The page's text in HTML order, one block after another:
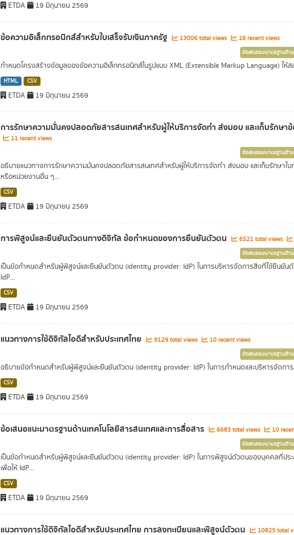
ETDA 19 มิถุนายน 2569
ข้อความอิเล็กทรอนิกส์สำหรับใบเสร็จรับเงินภาครัฐ 13006 total views 16 recent views
ข้อเสนอแนะมาตรฐานด้า
กำหนดโครงสร้างข้อมูลของข้อความอิเล็กทรอนิกส์ในรูปแบบ XML (Extensible Markup Language) ให้
HTML CSV
ETDA 19 มิถุนายน 2569
การรักษาความมั่นคงปลอดภัยสารสนเทศสำหรับผู้ให้บริการจัดทำ ส่งมอบ และเก็บรักษา
11 recent views
ข้อเสนอแนะมาตรฐานด้า
อธิบายแนวทางการรักษาความมั่นคงปลอดภัยสารสนเทศสำหรับผู้ให้บริการจัดทำ ส่งมอบ และเก็บรักษาใ
หรือหน่วยงานอื่น ๆ...
CSV
ETDA 19 มิถุนายน 2569
การพิสูจน์และยืนยันตัวตนทางดิจิทัล ข้อกำหนดของการยืนยันตัวตน 6521 total views
ข้อเสนอแนะมาตรฐานด้า
เป็นข้อกำหนดสำหรับผู้พิสูจน์และยืนยันตัวตน (identity provider: IdP) ในการบริหารจัดการสิ่งที่ใช้ยืนยัน
IdP...
CSV
ETDA 19 มิถุนายน 2569
แนวทางการใช้ดิจิทัลไอดีสำหรับประเทศไทย 9129 total views 10 recent views
ข้อเสนอแนะมาตรฐานด้า
อธิบายข้อกำหนดสำหรับผู้พิสูจน์และยืนยันตัวตน (identity provider: IdP) ในการกำหนดและบริหารจัดก
CSV
ETDA 19 มิถุนายน 2569
ข้อเสนอแนะมาตรฐานด้านเทคโนโลยีสารสนเทศและการสื่อสาร 6683 total views 10
ข้อเสนอแนะมาตรฐานด้า
เป็นข้อกำหนดสำหรับผู้พิสูจน์และยืนยันตัวตน (identity provider: IdP) ในการพิสูจน์ตัวตนของบุคคลที่ประ
เพื่อให้ IdP...
CSV
ETDA 19 มิถุนายน 2569
แนวทางการใช้ดิจิทัลไอดีสำหรับประเทศไทย การลงทะเบียนและพิสูจน์ตัวตน 10825 total